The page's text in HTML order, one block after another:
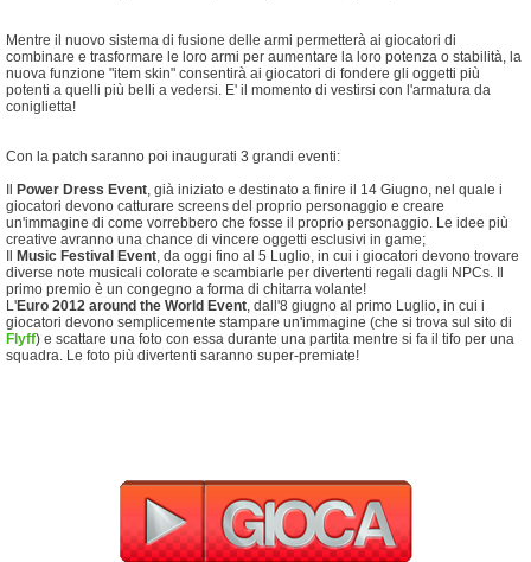
Mentre il nuovo sistema di fusione delle armi permetterà ai giocatori di
combinare e trasformare le loro armi per aumentare la loro potenza o stabilità, la
nuova funzione "item skin" consentirà ai giocatori di fondere gli oggetti più
potenti a quelli più belli a vedersi. E' il momento di vestirsi con l'armatura da
coniglietta!
Con la patch saranno poi inaugurati 3 grandi eventi:
Power Dress Event, già iniziato e destinato a finire il 14 Giugno, nel quale i
giocatori devono catturare screens del proprio personaggio e creare
un'immagine di come vorrebbero che fosse il proprio personaggio. Le idee più
creative avranno una chance di vincere oggetti esclusivi in game;
Music Festival Event, da oggi fino al 5 Luglio, in cui i giocatori devono trovare
diverse note musicali colorate e scambiarle per divertenti regali dagli NPCs. Il
primo premio è un congegno a forma di chitarra volante!
L'Euro 2012 around the World Event, dall'8 giugno al primo Luglio, in cui i
giocatori devono semplicemente stampare un'immagine (che si trova sul sito di
Flyff) e scattare una foto con essa durante una partita mentre si fa il tifo per una
squadra. Le foto più divertenti saranno super-premiate!